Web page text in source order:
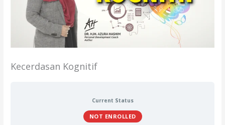
Kecerdasan Kognitif
Current Status
NOT ENROLLED